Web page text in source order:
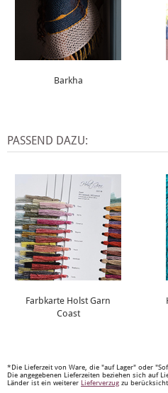
Barkha
PASSEND DAZU:
Farbkarte Holst Garn
Coast
*Die Lieferzeit von Ware, die "auf Lager" oder
Die angegebenen Lieferzeiten beziehen sich auf
Länder ist ein weiterer Lieferverzug zu